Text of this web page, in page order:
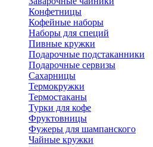
Конфетницы
Кофейные наборы
Наборы для специй
Пивные кружки
Подарочные подстаканники
Подарочные сервизы
Сахарницы
Термокружки
Термостаканы
Турки для кофе
Фруктовницы
Фужеры для шампанского
Чайные кружки